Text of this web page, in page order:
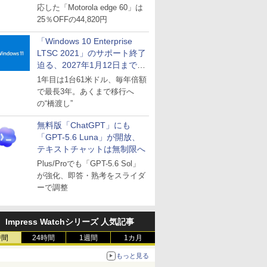
応した「Motorola edge 60」は
25％OFFの44,820円
「Windows 10 Enterprise
LTSC 2021」のサポート終了
迫る、2027年1月12日まで
～ESUは9月1日から販売
1年目は1台61米ドル、毎年倍額
で最長3年。あくまで移行へ
の“橋渡し”
無料版「ChatGPT」にも
「GPT-5.6 Luna」が開放、
テキストチャットは無制限へ
Plus/Proでも「GPT-5.6 Sol」
が強化、即答・熟考をスライダ
ーで調整
Impress Watchシリーズ 人気記事
24時間 1週間 1カ月
もっと見る